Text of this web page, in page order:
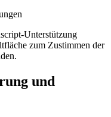
Unterstützung
zum Zustimmen der
und